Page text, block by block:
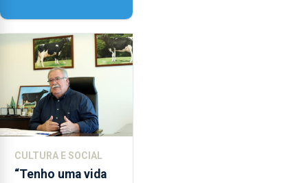
Paisagem’
CULTURA E SOCIAL
“Tenho uma vida